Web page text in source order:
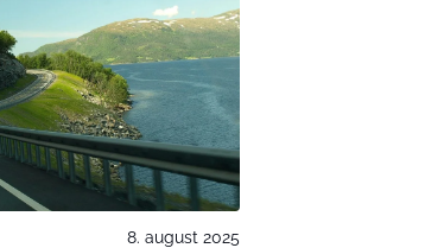
8. august 2025